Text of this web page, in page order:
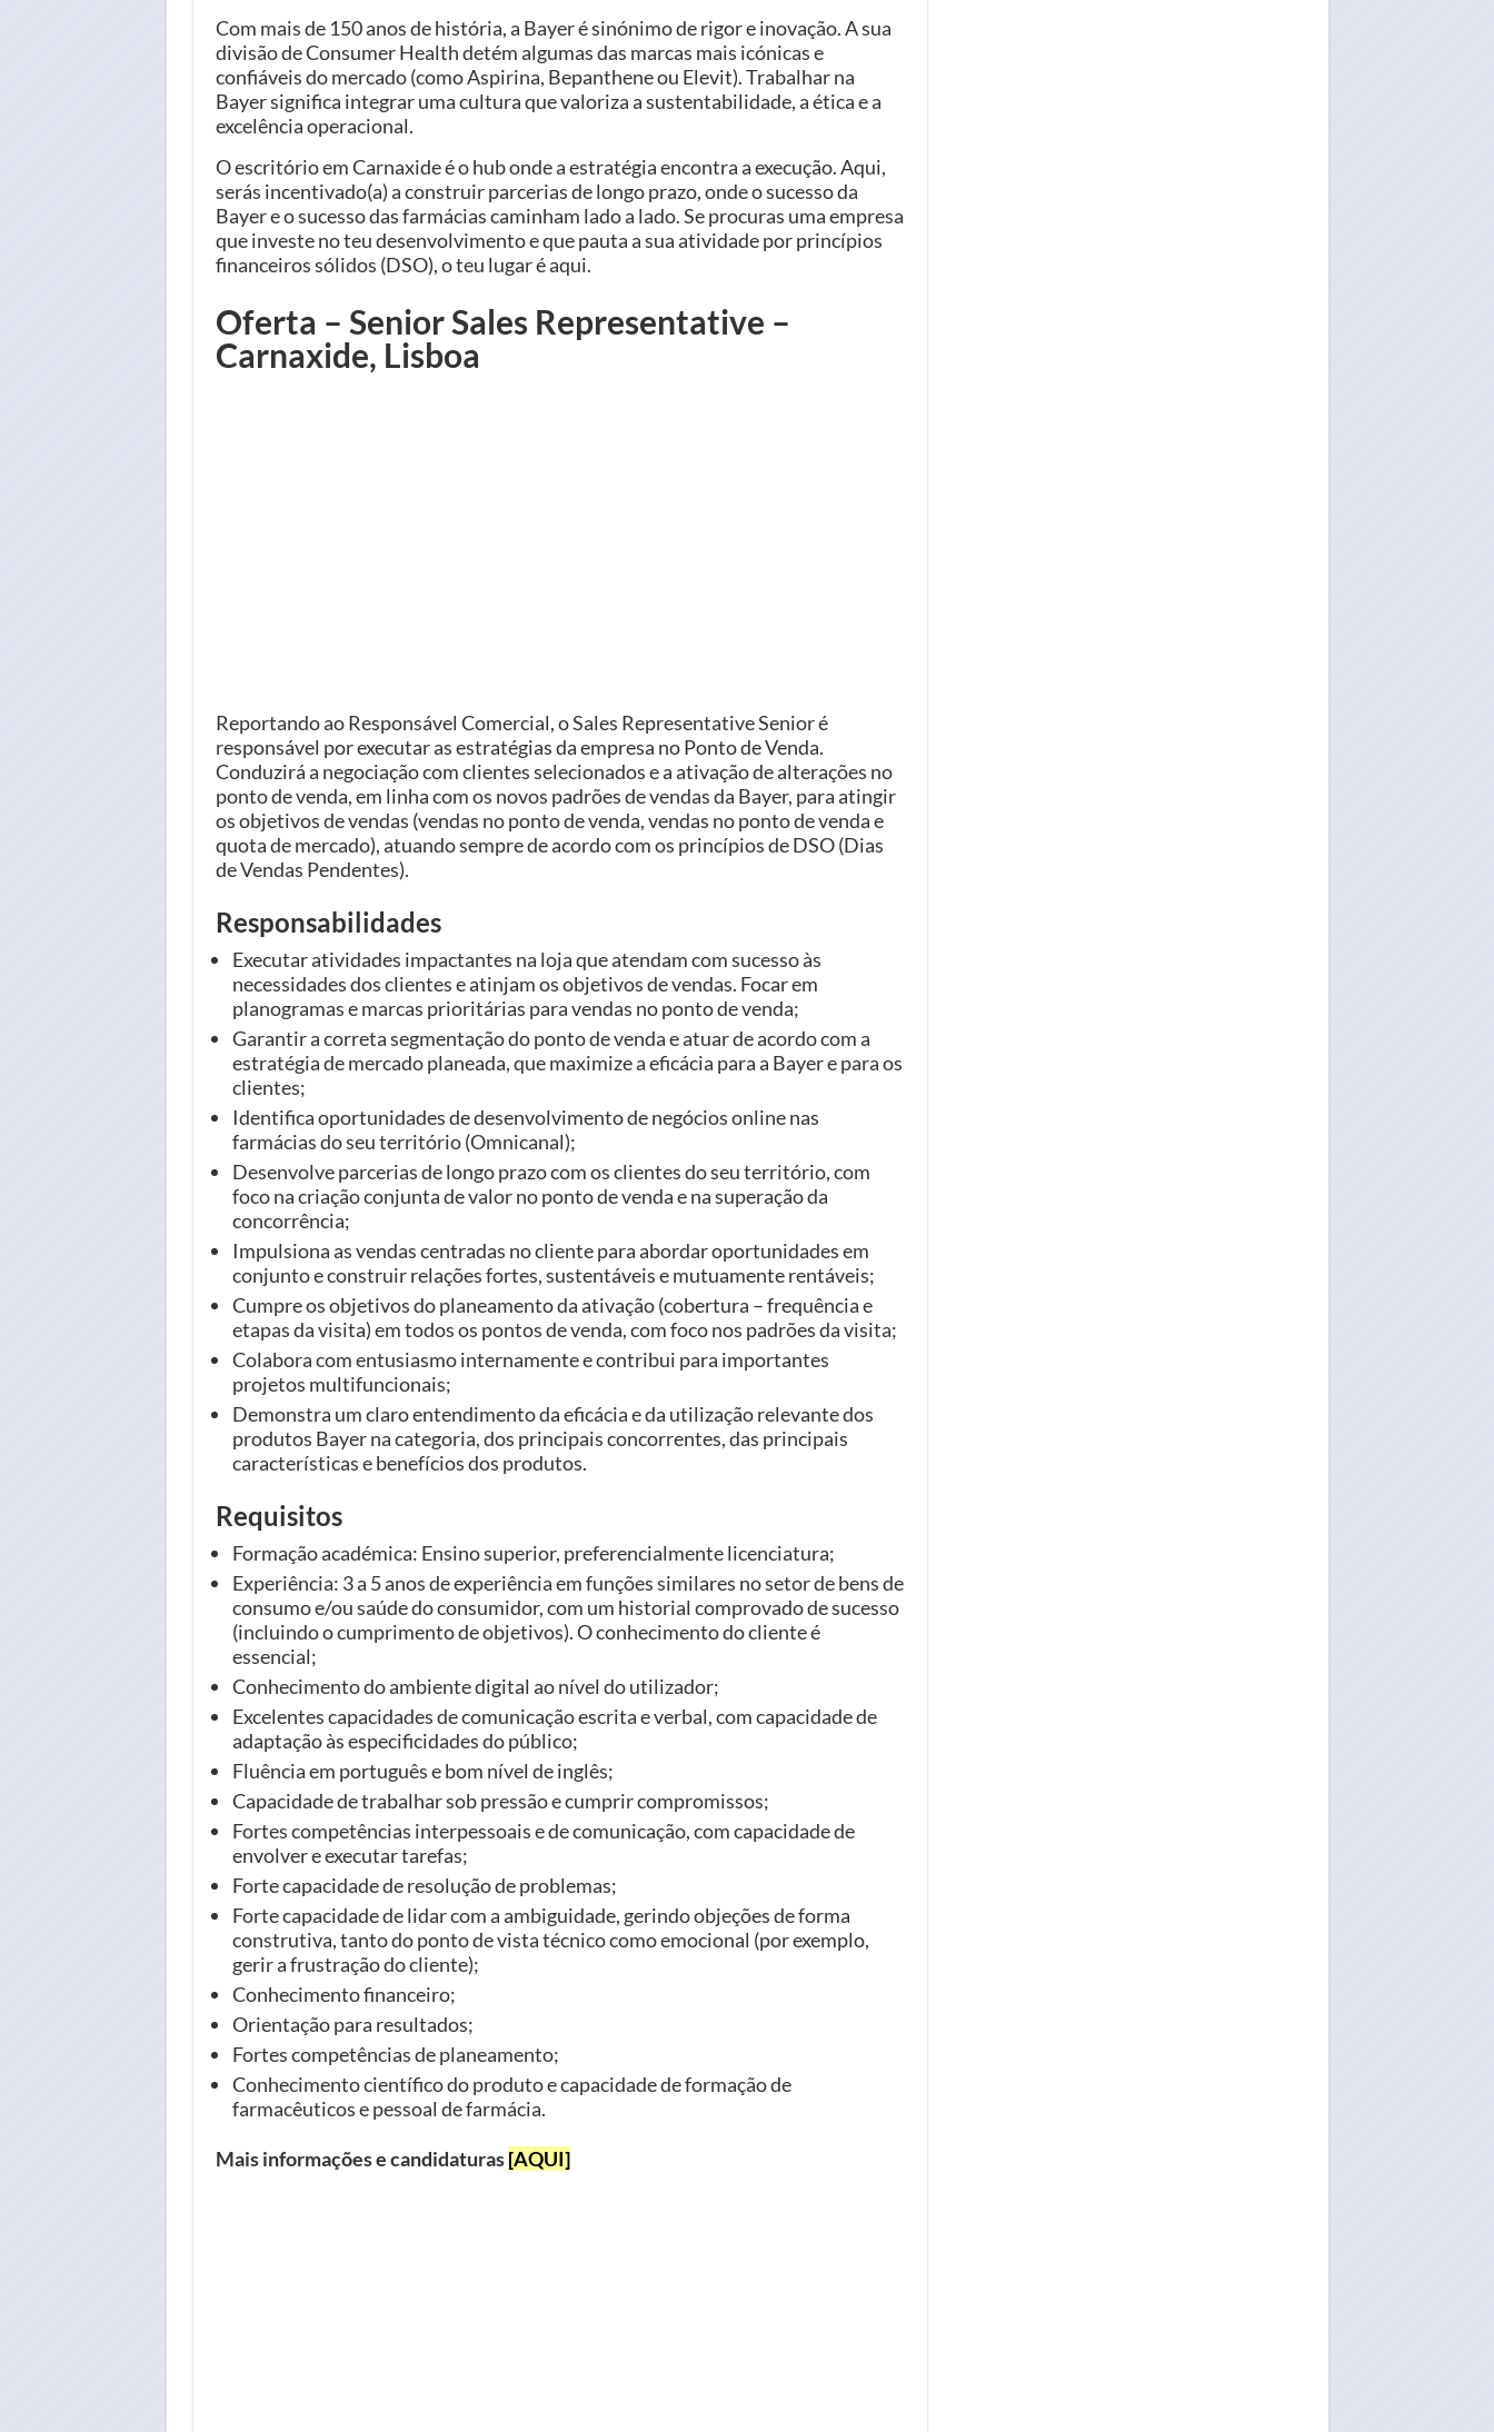
Com mais de 150 anos de história, a Bayer é sinónimo de rigor e inovação. A sua
divisão de Consumer Health detém algumas das marcas mais icónicas e
confiáveis do mercado (como Aspirina, Bepanthene ou Elevit). Trabalhar na
Bayer significa integrar uma cultura que valoriza a sustentabilidade, a ética e a
excelência operacional.
O escritório em Carnaxide é o hub onde a estratégia encontra a execução. Aqui,
serás incentivado(a) a construir parcerias de longo prazo, onde o sucesso da
Bayer e o sucesso das farmácias caminham lado a lado. Se procuras uma empresa
que investe no teu desenvolvimento e que pauta a sua atividade por princípios
financeiros sólidos (DSO), o teu lugar é aqui.
Oferta – Senior Sales Representative –
Carnaxide, Lisboa
Reportando ao Responsável Comercial, o Sales Representative Senior é
responsável por executar as estratégias da empresa no Ponto de Venda.
Conduzirá a negociação com clientes selecionados e a ativação de alterações no
ponto de venda, em linha com os novos padrões de vendas da Bayer, para atingir
os objetivos de vendas (vendas no ponto de venda, vendas no ponto de venda e
quota de mercado), atuando sempre de acordo com os princípios de DSO (Dias
de Vendas Pendentes).
Responsabilidades
Executar atividades impactantes na loja que atendam com sucesso às
necessidades dos clientes e atinjam os objetivos de vendas. Focar em
planogramas e marcas prioritárias para vendas no ponto de venda;
Garantir a correta segmentação do ponto de venda e atuar de acordo com a
estratégia de mercado planeada, que maximize a eficácia para a Bayer e para os
clientes;
Identifica oportunidades de desenvolvimento de negócios online nas
farmácias do seu território (Omnicanal);
Desenvolve parcerias de longo prazo com os clientes do seu território, com
foco na criação conjunta de valor no ponto de venda e na superação da
concorrência;
Impulsiona as vendas centradas no cliente para abordar oportunidades em
conjunto e construir relações fortes, sustentáveis ​​e mutuamente rentáveis;
Cumpre os objetivos do planeamento da ativação (cobertura – frequência e
etapas da visita) em todos os pontos de venda, com foco nos padrões da visita;
Colabora com entusiasmo internamente e contribui para importantes
projetos multifuncionais;
Demonstra um claro entendimento da eficácia e da utilização relevante dos
produtos Bayer na categoria, dos principais concorrentes, das principais
características e benefícios dos produtos.
Requisitos
Formação académica: Ensino superior, preferencialmente licenciatura;
Experiência: 3 a 5 anos de experiência em funções similares no setor de bens de
consumo e/ou saúde do consumidor, com um historial comprovado de sucesso
(incluindo o cumprimento de objetivos). O conhecimento do cliente é
essencial;
Conhecimento do ambiente digital ao nível do utilizador;
Excelentes capacidades de comunicação escrita e verbal, com capacidade de
adaptação às especificidades do público;
Fluência em português e bom nível de inglês;
Capacidade de trabalhar sob pressão e cumprir compromissos;
Fortes competências interpessoais e de comunicação, com capacidade de
envolver e executar tarefas;
Forte capacidade de resolução de problemas;
Forte capacidade de lidar com a ambiguidade, gerindo objeções de forma
construtiva, tanto do ponto de vista técnico como emocional (por exemplo,
gerir a frustração do cliente);
Conhecimento financeiro;
Orientação para resultados;
Fortes competências de planeamento;
Conhecimento científico do produto e capacidade de formação de
farmacêuticos e pessoal de farmácia.
Mais informações e candidaturas[AQUI]